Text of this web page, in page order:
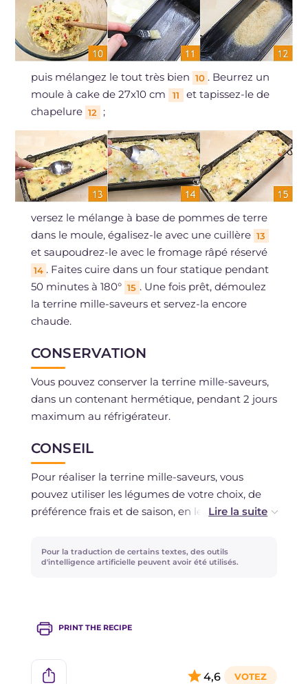
puis mélangez le tout très bien 10 . Beurrez un
moule à cake de 27x10 cm
11
et tapissez-le de
chapelure 12 ;
versez le mélange à base de pommes de terre
dans le moule, égalisez-le avec une cuillère 13
et saupoudrez-le avec le fromage râpé réservé
14 . Faites cuire dans un four statique pendant
50 minutes à 180° 15 . Une fois prêt, démoulez
la terrine mille-saveurs et servez-la encore
chaude.
CONSERVATION
Vous pouvez conserver la terrine mille-saveurs,
dans un contenant hermétique, pendant 2 jours
maximum au réfrigérateur.
CONSEIL
Pour réaliser la terrine mille-saveurs, vous
pouvez utiliser les légumes de votre choix, de
préférence frais et de saison, en les remplaçant
Pour la traduction de certains textes, des outils
d'intelligence artificielle peuvent avoir été utilisés.
PRINT THE RECIPE
4,6